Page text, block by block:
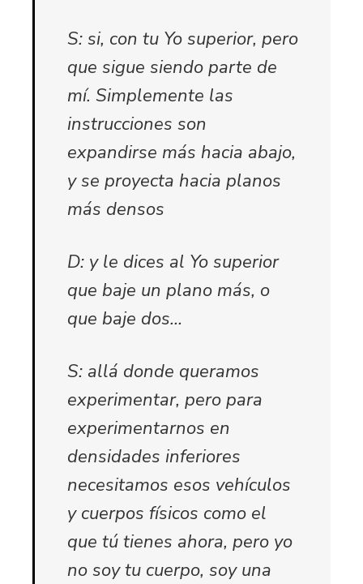
S: si, con tu Yo superior, pero
que sigue siendo parte de
mí. Simplemente las
instrucciones son
expandirse más hacia abajo,
y se proyecta hacia planos
más densos
D: y le dices al Yo superior
que baje un plano más, o
que baje dos…
S: allá donde queramos
experimentar, pero para
experimentarnos en
densidades inferiores
necesitamos esos vehículos
y cuerpos físicos como el
que tú tienes ahora, pero yo
no soy tu cuerpo, soy una